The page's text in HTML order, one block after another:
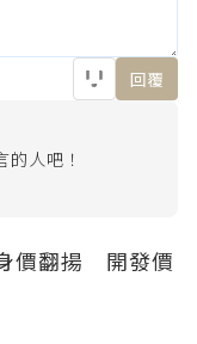
回覆
人吧！
價翻揚 開發價